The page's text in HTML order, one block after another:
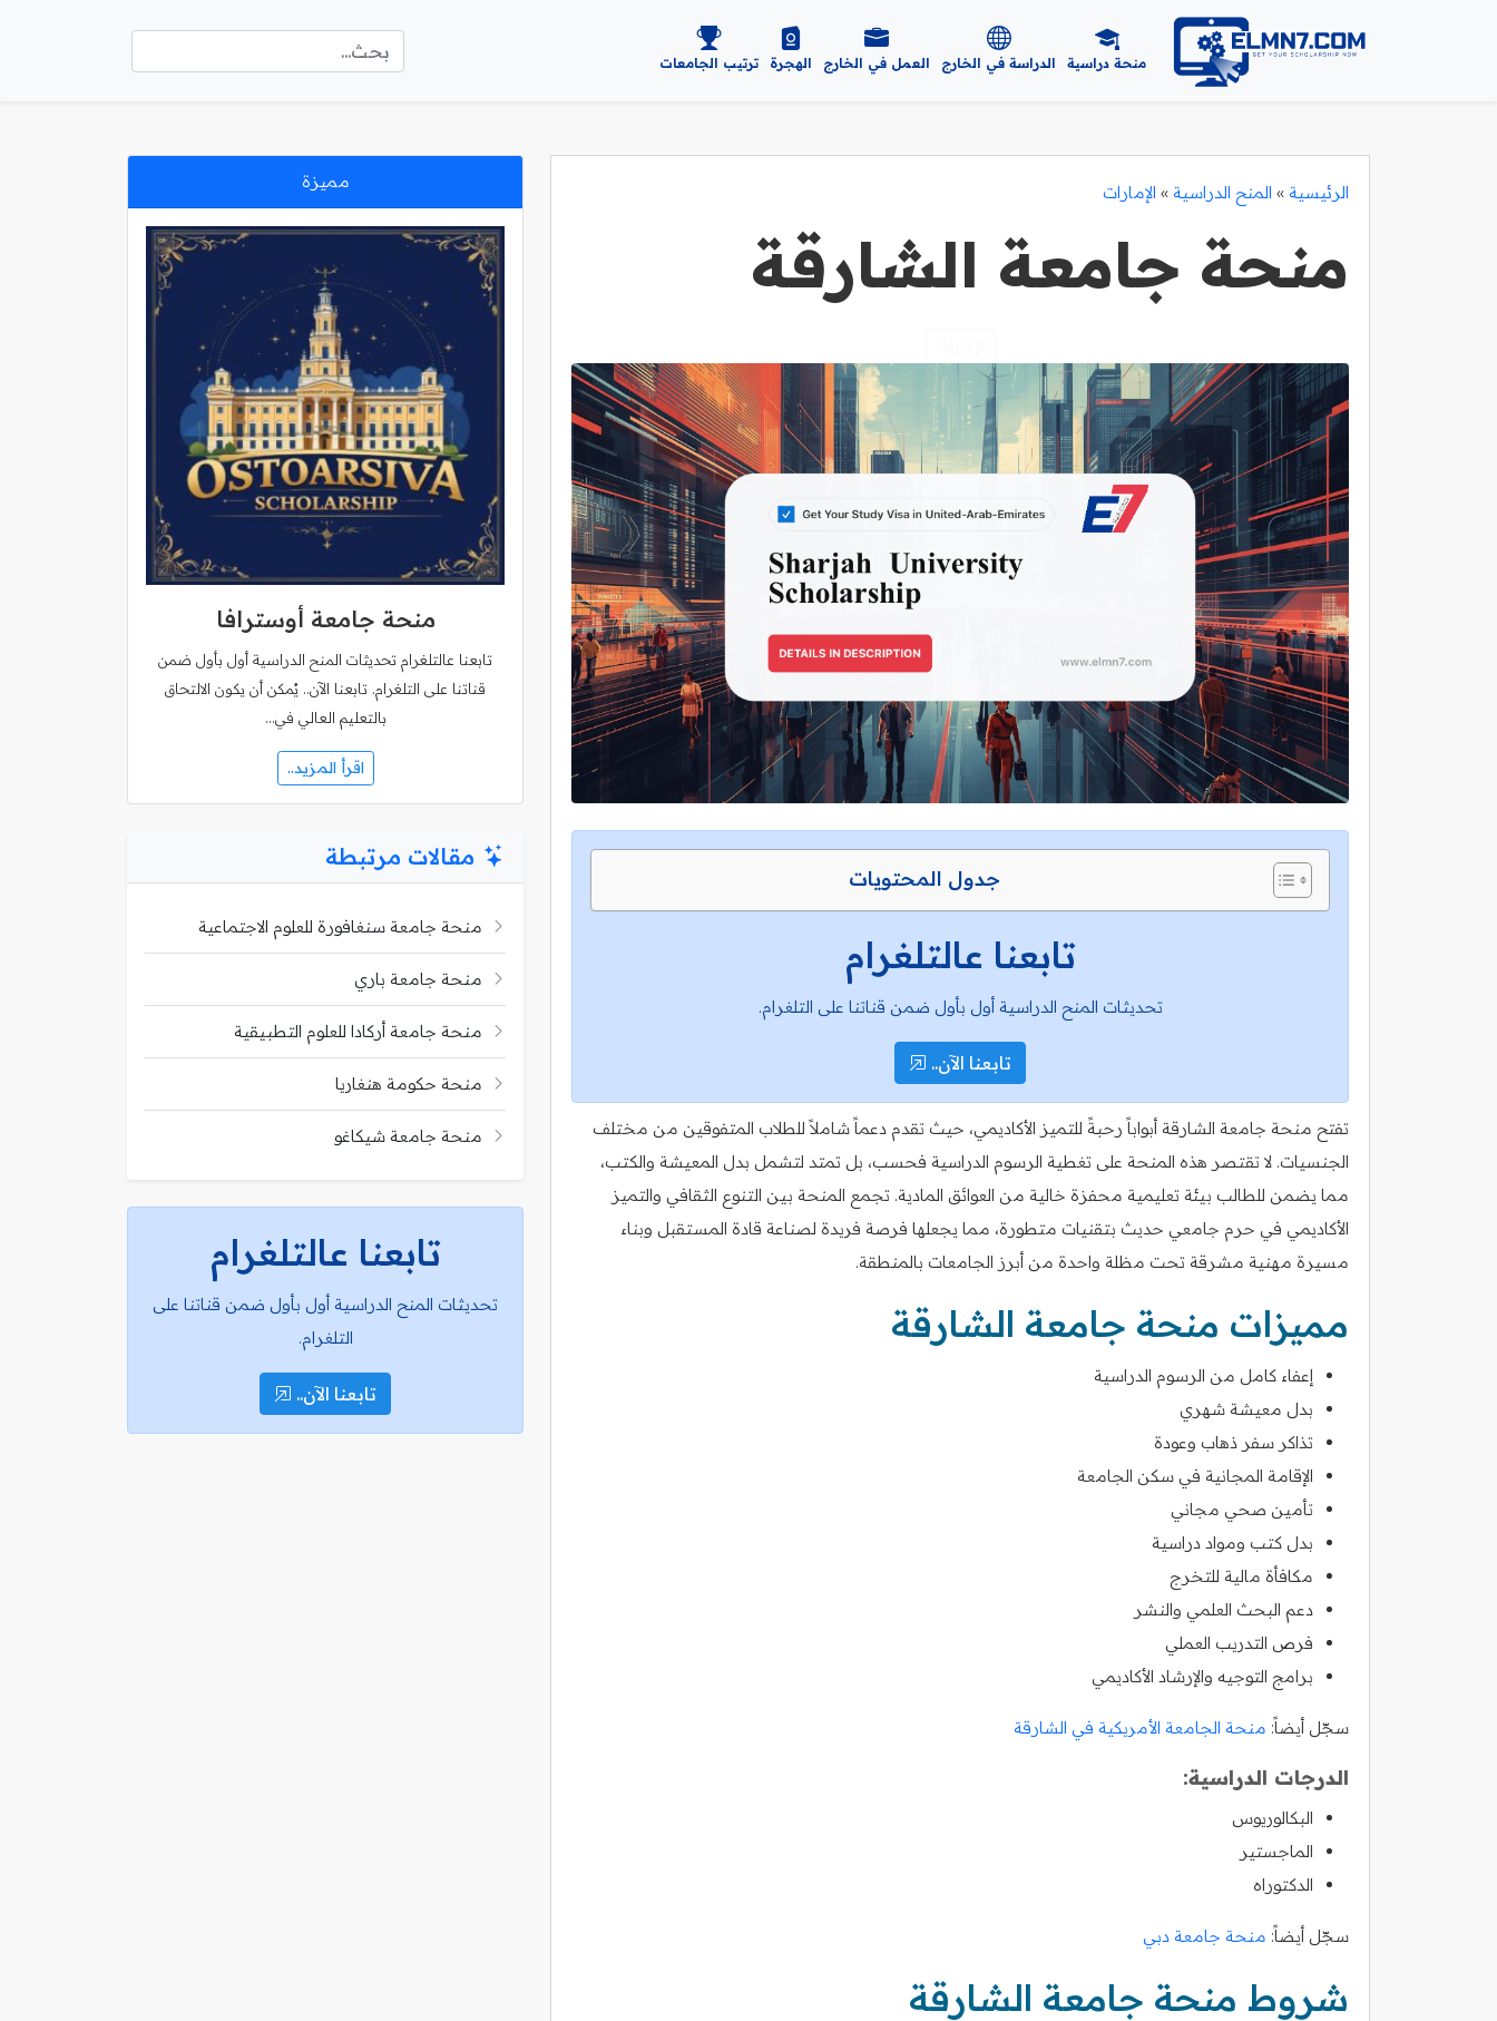
منحة دراسية الدراسة في الخارج العمل في الخارج الهجرة ترتيب الجامعات
الرئيسية » المنح الدراسية » الإمارات
منحة جامعة الشارقة
جدول المحتويات
تابعنا عالتلغرام
تحديثات المنح الدراسية أول بأول ضمن قناتنا على التلغرام.
تابعنا الآن..
تفتح منحة جامعة الشارقة أبواباً رحبةً للتميز الأكاديمي، حيث تقدم دعماً شاملاً للطلاب المتفوقين من مختلف
الجنسيات. لا تقتصر هذه المنحة على تغطية الرسوم الدراسية فحسب، بل تمتد لتشمل بدل المعيشة والكتب،
مما يضمن للطالب بيئة تعليمية محفزة خالية من العوائق المادية. تجمع المنحة بين التنوع الثقافي والتميز
الأكاديمي في حرم جامعي حديث بتقنيات متطورة، مما يجعلها فرصة فريدة لصناعة قادة المستقبل وبناء
مسيرة مهنية مشرقة تحت مظلة واحدة من أبرز الجامعات بالمنطقة.
مميزات منحة جامعة الشارقة
إعفاء كامل من الرسوم الدراسية
بدل معيشة شهري
تذاكر سفر ذهاب وعودة
الإقامة المجانية في سكن الجامعة
تأمين صحي مجاني
بدل كتب ومواد دراسية
مكافأة مالية للتخرج
دعم البحث العلمي والنشر
فرص التدريب العملي
برامج التوجيه والإرشاد الأكاديمي
سجّل أيضاً: منحة الجامعة الأمريكية في الشارقة
الدرجات الدراسية:
البكالوريوس
الماجستير
الدكتوراه
سجّل أيضاً: منحة جامعة دبي
شروط منحة جامعة الشارقة
مميزة
منحة جامعة أوسترافا
تابعنا عالتلغرام تحديثات المنح الدراسية أول بأول ضمن
قناتنا على التلغرام. تابعنا الآن.. يُمكن أن يكون الالتحاق
بالتعليم العالي في…
اقرأ المزيد..
مقالات مرتبطة
منحة جامعة سنغافورة للعلوم الاجتماعية
منحة جامعة باري
منحة جامعة أركادا للعلوم التطبيقية
منحة حكومة هنغاريا
منحة جامعة شيكاغو
تابعنا عالتلغرام
تحديثات المنح الدراسية أول بأول ضمن قناتنا على
التلغرام.
تابعنا الآن..